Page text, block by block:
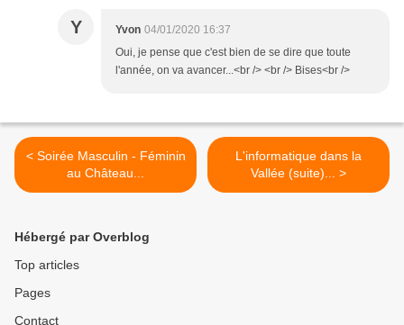
Y Yvon 04/01/2020 16:37
Oui, je pense que c'est bien de se dire que toute
l'année, on va avancer...<br /> <br /> Bises<br />
< Soirée Masculin - Féminin
au Château...
L'informatique dans la
Vallée (suite)... >
Hébergé par Overblog
Top articles
Pages
Contact